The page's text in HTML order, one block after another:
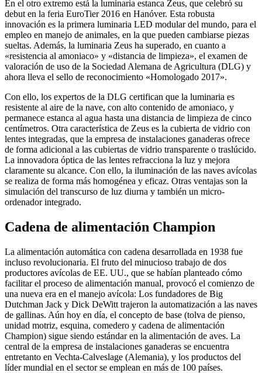
En el otro extremo está la luminaria estanca Zeus, que celebró su
debut en la feria EuroTier 2016 en Hanóver. Esta robusta
innovación es la primera luminaria LED modular del mundo, para el
empleo en manejo de animales, en la que pueden cambiarse piezas
sueltas. Además, la luminaria Zeus ha superado, en cuanto a
«resistencia al amoniaco» y «distancia de limpieza», el examen de
valoración de uso de la Sociedad Alemana de Agricultura (DLG) y
ahora lleva el sello de reconocimiento «Homologado 2017».
Con ello, los expertos de la DLG certifican que la luminaria es
resistente al aire de la nave, con alto contenido de amoniaco, y
permanece estanca al agua hasta una distancia de limpieza de cinco
centímetros. Otra característica de Zeus es la cubierta de vidrio con
lentes integradas, que la empresa de instalaciones ganaderas ofrece
de forma adicional a las cubiertas de vidrio transparente o traslúcido.
La innovadora óptica de las lentes refracciona la luz y mejora
claramente su alcance. Con ello, la iluminación de las naves avícolas
se realiza de forma más homogénea y eficaz. Otras ventajas son la
simulación del transcurso de luz diurna y también un micro-
ordenador integrado.
Cadena de alimentación Champion
La alimentación automática con cadena desarrollada en 1938 fue
incluso revolucionaria. El fruto del minucioso trabajo de dos
productores avícolas de EE. UU., que se habían planteado cómo
facilitar el proceso de alimentación manual, provocó el comienzo de
una nueva era en el manejo avícola: Los fundadores de Big
Dutchman Jack y Dick DeWitt trajeron la automatización a las naves
de gallinas. Aún hoy en día, el concepto de base (tolva de pienso,
unidad motriz, esquina, comedero y cadena de alimentación
Champion) sigue siendo estándar en la alimentación de aves. La
central de la empresa de instalaciones ganaderas se encuentra
entretanto en Vechta-Calveslage (Alemania), y los productos del
líder mundial en el sector se emplean en más de 100 países.